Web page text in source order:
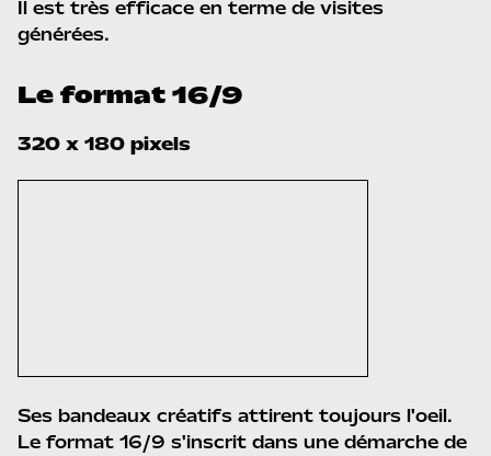
Il est très efficace en terme de visites
générées.
Le format 16/9
320 x 180 pixels
Ses bandeaux créatifs attirent toujours l'oeil.
Le format 16/9 s'inscrit dans une démarche de